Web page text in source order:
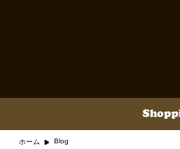
ホーム Blog